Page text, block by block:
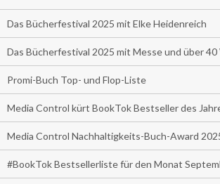
Das Bücherfestival 2025 mit Elke Heidenreich
Das Bücherfestival 2025 mit Messe und über
Promi-Buch Top- und Flop-Liste
Media Control kürt BookTok Bestseller des
Media Control Nachhaltigkeits-Buch-Award
#BookTok Bestsellerliste für den Monat